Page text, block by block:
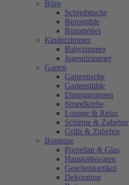
Büro
Schreibtische
Bürostühle
Büromöbel
Kinderzimmer
Babyzimmer
Jugendzimmer
Garten
Gartentische
Gartenstühle
Dininggruppen
Strandkörbe
Lounge & Relax
Schirme & Zubehör
Grills & Zubehör
Boutique
Porzellan & Glas
Haushaltswaren
Geschenkartikel
Dekoration